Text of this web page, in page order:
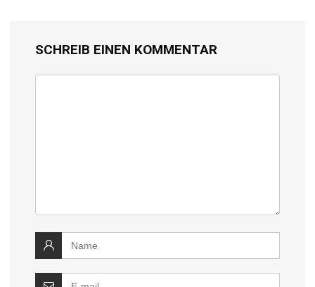
SCHREIB EINEN KOMMENTAR